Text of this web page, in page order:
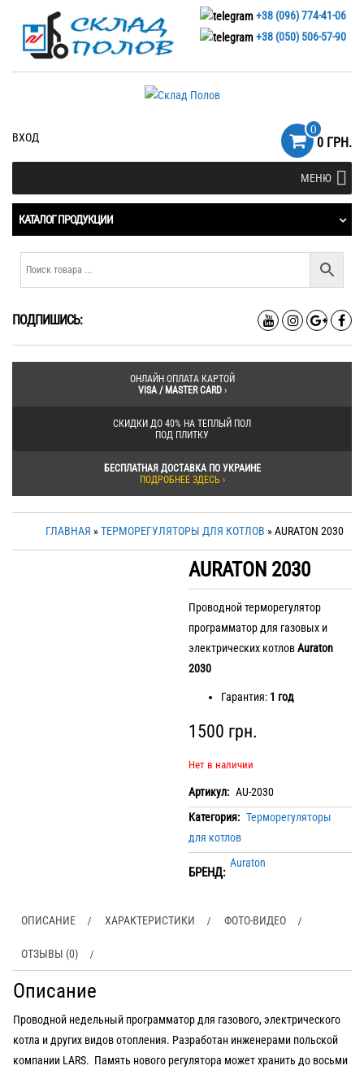
+38 (096) 774-41-06
+38 (050) 506-57-90
ВХОД
0
0 ГРН.
МЕНЮ
КАТАЛОГ ПРОДУКЦИИ
ПОДПИШИСЬ:
ОНЛАЙН ОПЛАТА КАРТОЙ
VISA / MASTER CARD›
СКИДКИ ДО 40% НА ТЕПЛЫЙ ПОЛ
ПОД ПЛИТКУ
БЕСПЛАТНАЯ ДОСТАВКА ПО УКРАИНЕ
ПОДРОБНЕЕ ЗДЕСЬ ›
ГЛАВНАЯ »ТЕРМОРЕГУЛЯТОРЫ ДЛЯ КОТЛОВ » AURATON 2030
AURATON 2030
Проводной терморегулятор
программатор для газовых и
электрических котловAuraton
2030
Гарантия: 1 год
1500 грн.
Нет в наличии
Артикул: AU-2030
Категория: Терморегуляторы
для котлов
БРЕНД:
Auraton
ОПИСАНИЕ ХАРАКТЕРИСТИКИ ФОТО-ВИДЕО
ОТЗЫВЫ (0)
Описание
Проводной недельный программатор для газового, электрического
котла и других видов отопления. Разработан инженерами польской
компании LARS. Память нового регулятора может хранить до восьми